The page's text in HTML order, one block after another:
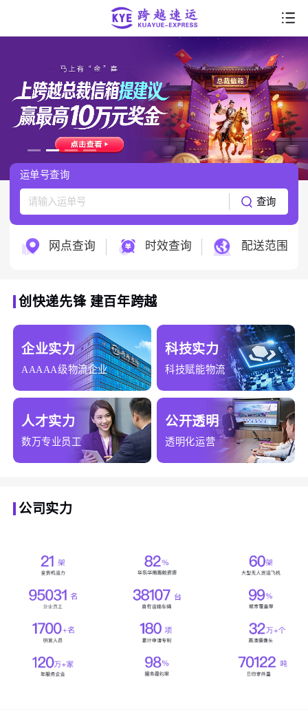
走进跨越
产品服务
服务支持
跨越科技
运单号查询
查询
网点查询 时效查询 配送范围
创快递先锋 建百年跨越
企业实力
AAAAA级物流企业
科技实力
科技赋能物流
人才实力
数万专业员工
公开透明
透明化运营
公司实力